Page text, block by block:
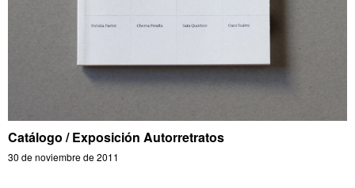
Catálogo / Exposición Autorretratos
30 de noviembre de 2011